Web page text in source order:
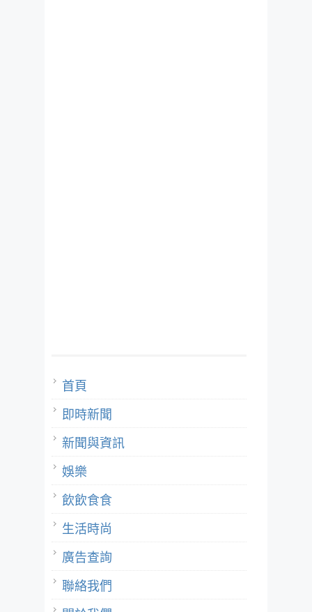
首頁
即時新聞
新聞與資訊
娛樂
飲飲食食
生活時尚
廣告查詢
聯絡我們